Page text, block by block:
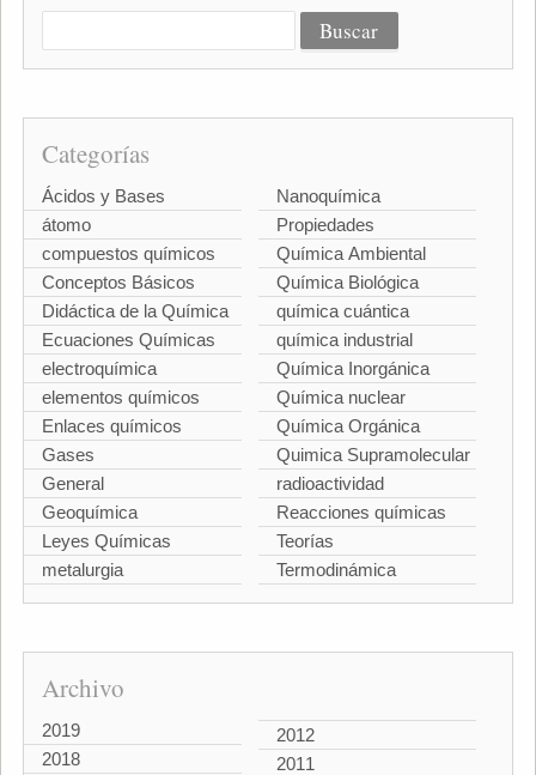
Categorías
Ácidos y Bases
átomo
compuestos químicos
Conceptos Básicos
Didáctica de la Química
Ecuaciones Químicas
electroquímica
elementos químicos
Enlaces químicos
Gases
General
Geoquímica
Leyes Químicas
metalurgia
Nanoquímica
Propiedades
Química Ambiental
Química Biológica
química cuántica
química industrial
Química Inorgánica
Química nuclear
Química Orgánica
Quimica Supramolecular
radioactividad
Reacciones químicas
Teorías
Termodinámica
Archivo
2019
2018
2012
2011